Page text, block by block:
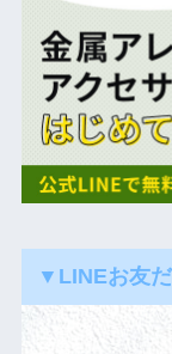
▼LINEお友だ